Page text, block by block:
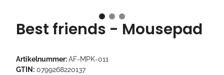
Best friends - Mousepad
Artikelnummer:AF-MPK-011
GTIN: 0799268220137